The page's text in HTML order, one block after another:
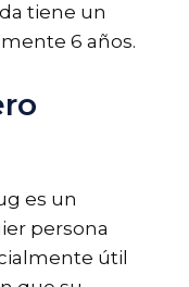
tiene un
6 años.
es un
persona
útil